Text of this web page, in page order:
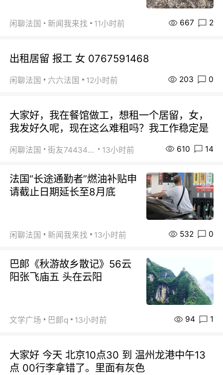
闲聊法国 新闻我来找 11小时前 667 2
出租居留 报工 女 0767591468
闲聊法国 六六法国 12小时前 203 0
大家好，我在餐馆做工，想租一个居留，女，
我发好久呢，现在这么难租吗？我工作稳定是
闲聊法国 街友74434350 13小时前 610 14
法国“长途通勤者”燃油补贴申
请截止日期延长至8月底
闲聊法国 新闻我来找 13小时前 532 0
巴郞《秋游故乡散记》56云
阳张飞庙五 头在云阳
文学广场 巴郞q 13小时前 94 1
大家好 今天 北京10点30 到 温州龙港中午13
点 00行李拿错了。里面有灰色